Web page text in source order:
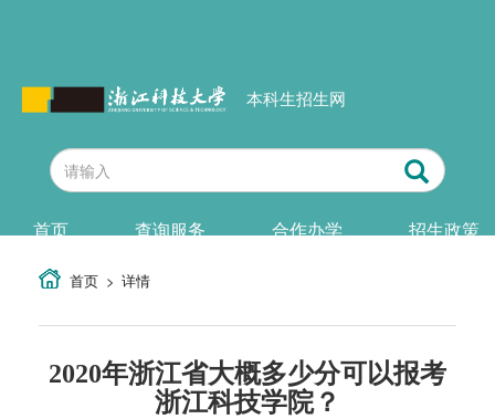
本科生招生网
首页 查询服务 合作办学 招生政策
首页 详情
2020年浙江省大概多少分可以报考
浙江科技学院？